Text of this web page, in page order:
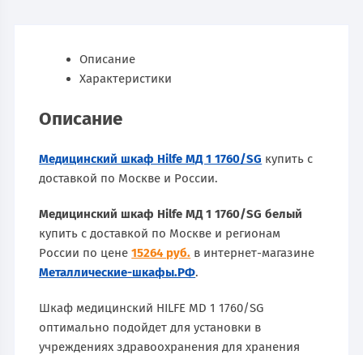
Описание
Характеристики
Описание
Медицинский шкаф Hilfe МД 1 1760/SG купить с
доставкой по Москве и России.
Медицинский шкаф Hilfe МД 1 1760/SG белый
купить с доставкой по Москве и регионам
России по цене15264 руб. в интернет-магазине
Металлические-шкафы.РФ.
Шкаф медицинский HILFE MD 1 1760/SG
оптимально подойдет для установки в
учреждениях здравоохранения для хранения